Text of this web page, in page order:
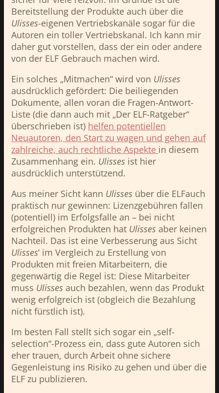
Bereitstellung der Produkte auch über die
Ulisses-eigenen Vertriebskanäle sogar für die
Autoren ein toller Vertriebskanal. Ich kann mir
daher gut vorstellen, dass der ein oder andere
von der ELF Gebrauch machen wird.
Ein solches „Mitmachen“ wird von Ulisses
ausdrücklich gefördert: Die beiliegenden
Dokumente, allen voran die Fragen-Antwort-
Liste (die dann auch mit „Der ELF-Ratgeber“
überschrieben ist) helfen potentiellen
Neuautoren, den Start zu wagen und gehen auf
zahlreiche, auch rechtliche Aspekte in diesem
Zusammenhang ein. Ulisses ist hier
ausdrücklich unterstützend.
Aus meiner Sicht kann Ulisses über die ELFauch
praktisch nur gewinnen: Lizenzgebühren fallen
(potentiell) im Erfolgsfalle an – bei nicht
erfolgreichen Produkten hat Ulisses aber keinen
Nachteil. Das ist eine Verbesserung aus Sicht
Ulisses’ im Vergleich zu Erstellung von
Produkten mit freien Mitarbeitern, die
gegenwärtig die Regel ist: Diese Mitarbeiter
muss Ulisses auch bezahlen, wenn das Produkt
wenig erfolgreich ist (obgleich die Bezahlung
nicht fürstlich ist).
Im besten Fall stellt sich sogar ein „self-
selection“-Prozess ein, dass gute Autoren sich
eher trauen, durch Arbeit ohne sichere
Gegenleistung ins Risiko zu gehen und über die
ELF zu publizieren.